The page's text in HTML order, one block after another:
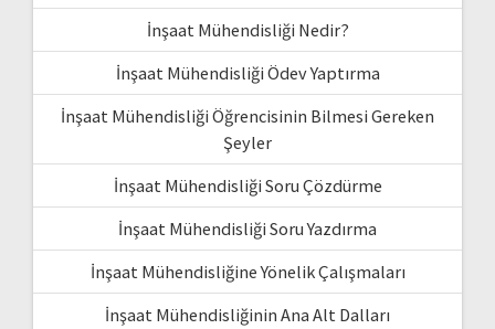
İnşaat Mühendisliği Nedir?
İnşaat Mühendisliği Ödev Yaptırma
İnşaat Mühendisliği Öğrencisinin Bilmesi Gereken
Şeyler
İnşaat Mühendisliği Soru Çözdürme
İnşaat Mühendisliği Soru Yazdırma
İnşaat Mühendisliğine Yönelik Çalışmaları
İnşaat Mühendisliğinin Ana Alt Dalları